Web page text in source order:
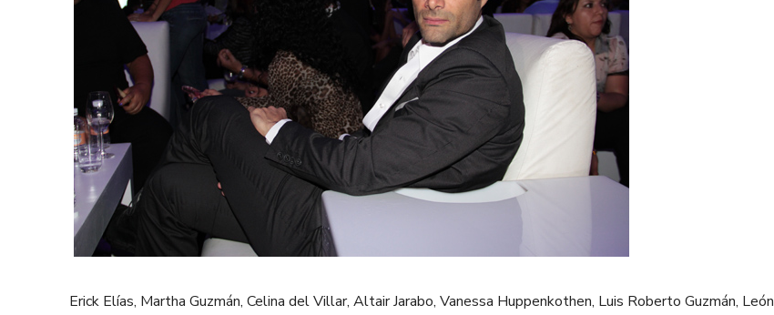
Erick Elías, Martha Guzmán, Celina del Villar, Altair Jarabo, Vanessa Huppenkothen, Luis Roberto Guzmán, León